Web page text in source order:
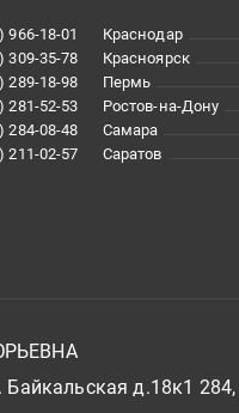
966-18-01
309-35-78
289-18-98
281-52-53
284-08-48
211-02-57
Краснодар
Красноярск
Пермь
Ростов-на-Дону
Самара
Саратов
Байкальская д.18к1